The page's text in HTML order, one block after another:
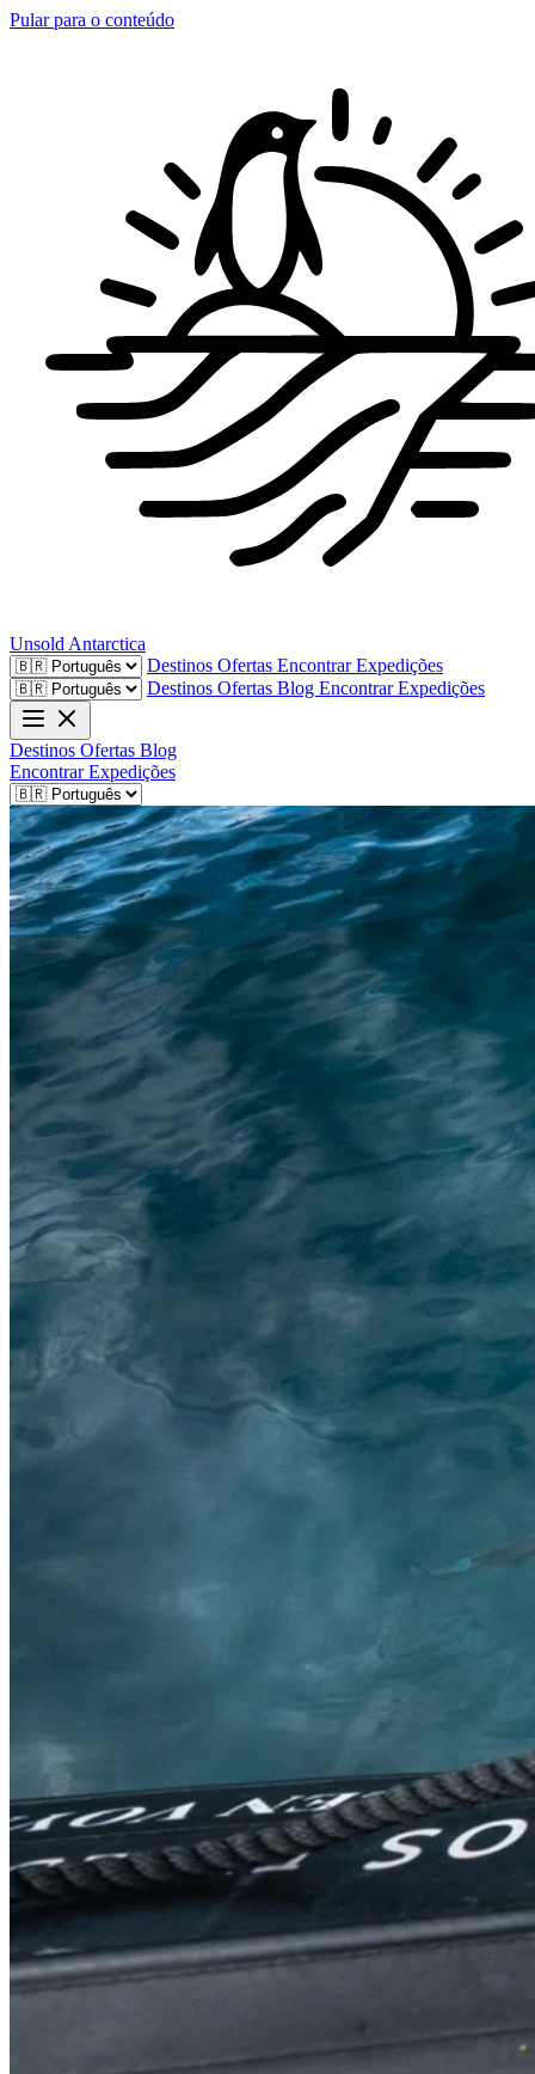
Pular para o conteúdo
Unsold Antarctica
Destinos Ofertas Encontrar Expedições
Destinos Ofertas Blog Encontrar Expedições
Destinos Ofertas Blog
Encontrar Expedições